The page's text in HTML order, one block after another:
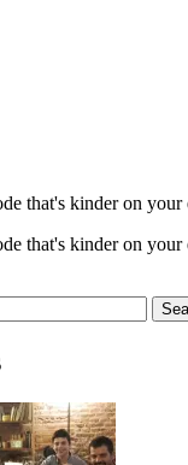
that's kinder on your
that's kinder on your